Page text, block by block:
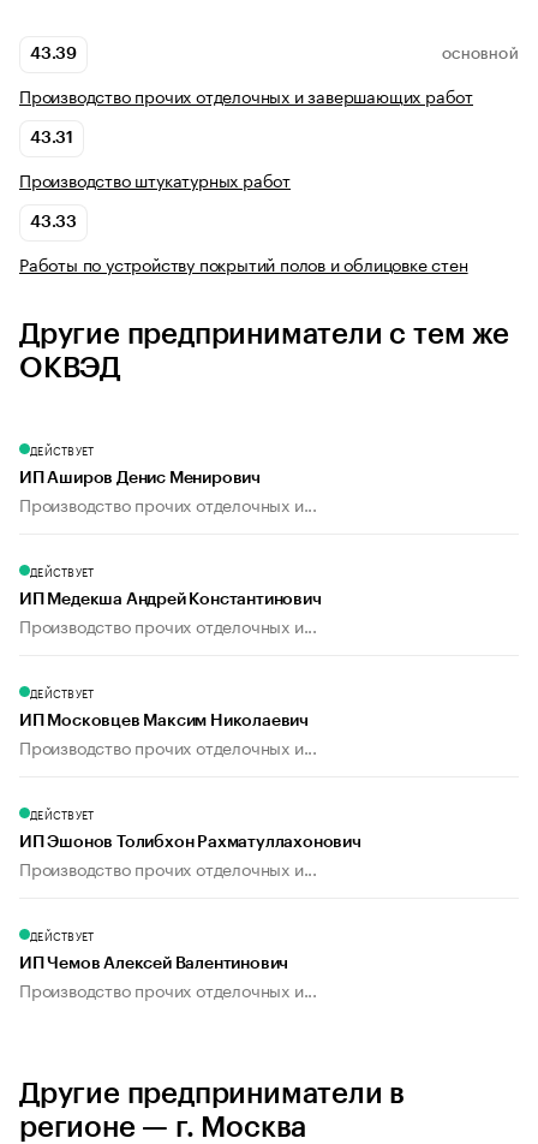
43.39 ОСНОВНОЙ
Производство прочих отделочных и завершающих работ
43.31
Производство штукатурных работ
43.33
Работы по устройству покрытий полов и облицовке стен
Другие предприниматели с тем же
ОКВЭД
ДЕЙСТВУЕТ
ИП Аширов Денис Менирович
Производство прочих отделочных и...
ДЕЙСТВУЕТ
ИП Медекша Андрей Константинович
Производство прочих отделочных и...
ДЕЙСТВУЕТ
ИП Московцев Максим Николаевич
Производство прочих отделочных и...
ДЕЙСТВУЕТ
ИП Эшонов Толибхон Рахматуллахонович
Производство прочих отделочных и...
ДЕЙСТВУЕТ
ИП Чемов Алексей Валентинович
Производство прочих отделочных и...
Другие предприниматели в
регионе — г. Москва